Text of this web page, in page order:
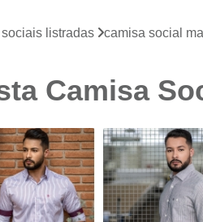
Camisas
branca
preço
Camisas
sociais
listradas
listradas camisa social
Camisa